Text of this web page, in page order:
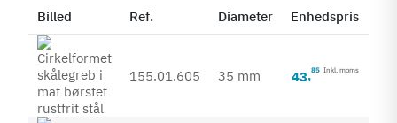
Billed Ref. Diameter Enhedspris
155.01.605 35 mm 43,85 Inkl. moms